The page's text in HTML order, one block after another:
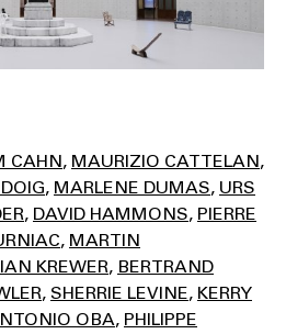
CAHN MAURIZIO CATTELAN
MARLENE DUMAS URS
DAVID HAMMONS PIERRE
MARTIN
KREWER BERTRAND
SHERRIE LEVINE KERRY
OBA PHILIPPE